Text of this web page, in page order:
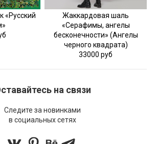
«Русский
Жаккардовая шаль
«Серафимы, ангелы
бесконечности» (Ангелы
черного квадрата)
33000 руб
на связи
Следите за новинками
в социальных сетях